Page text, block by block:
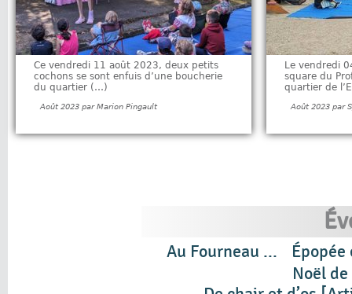
Ce vendredi 11 août 2023, deux petits
cochons se sont enfuis d’une boucherie
du quartier (…)
Août 2023 par Marion Pingault
Le vendredi
square du
quartier de
Août 2023 par
Au Fourneau ...
Noël